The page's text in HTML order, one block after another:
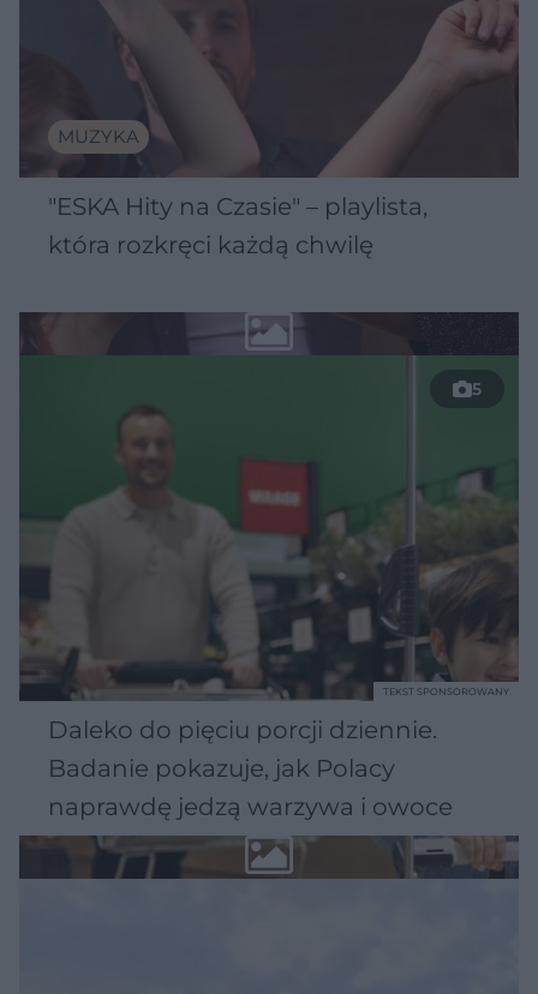
MUZYKA
"ESKA Hity na Czasie" – playlista,
która rozkręci każdą chwilę
5
Daleko do pięciu porcji dziennie.
Badanie pokazuje, jak Polacy
naprawdę jedzą warzywa i owoce
TEKST SPONSOROWANY